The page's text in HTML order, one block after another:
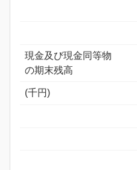
現金及び現金同等物
の期末残高
(千円)